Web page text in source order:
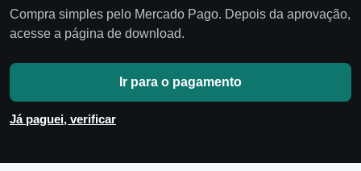
Compra simples pelo Mercado Pago. Depois da aprovação,
acesse a página de download.
Ir para o pagamento
Já paguei, verificar